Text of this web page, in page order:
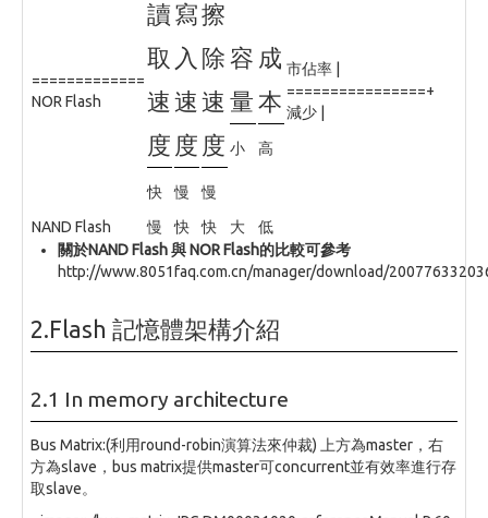
=============
NOR Flash
讀
取
速
度
快
寫
入
速
度
慢
擦
除
速
度
慢
容
量
小
成
本
高
市佔率 |
================+
減少 |
NAND Flash 慢 快 快 大
低
關於NAND Flash 與 NOR Flash的比較可參考
http://www.8051faq.com.cn/manager/download/
2.Flash 記憶體架構介紹
2.1 In memory architecture
Bus Matrix:(利用round-robin演算法來仲裁) 上方為master，右
方為slave，bus matrix提供master可concurrent並有效率進行存
取slave。